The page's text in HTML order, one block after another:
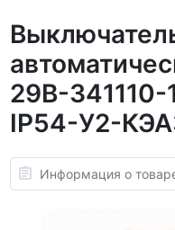
29В-
IP54-У2-
Информация о